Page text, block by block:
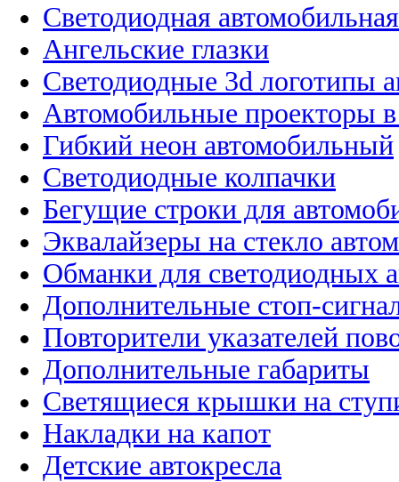
Светодиодная
Ангельские глазки
Светодиодные 3d логотипы
Автомобильные проекторы
Гибкий неон автомобильный
Светодиодные колпачки
Бегущие строки для
Эквалайзеры на стекло
Обманки для светодиодных
Дополнительные стоп-
Повторители указателей
Дополнительные габариты
Светящиеся крышки на
Накладки на капот
Детские автокресла